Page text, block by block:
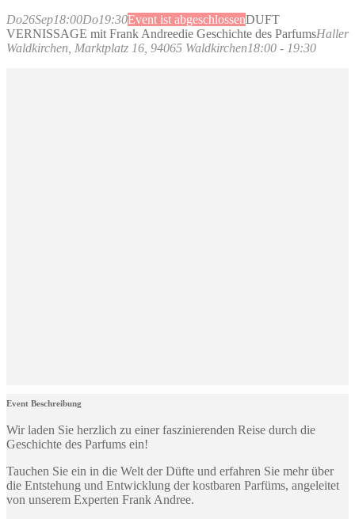
Do26Sep18:00Do19:30Event ist abgeschlossenDUFT
VERNISSAGE mit Frank Andreedie Geschichte des ParfumsHaller
Waldkirchen , Marktplatz 16, 94065 Waldkirchen18:00 - 19:30
Event Beschreibung
Wir laden Sie herzlich zu einer faszinierenden Reise durch die
Geschichte des Parfums ein!
Tauchen Sie ein in die Welt der Düfte und erfahren Sie mehr über
die Entstehung und Entwicklung der kostbaren Parfüms, angeleitet
von unserem Experten Frank Andree.